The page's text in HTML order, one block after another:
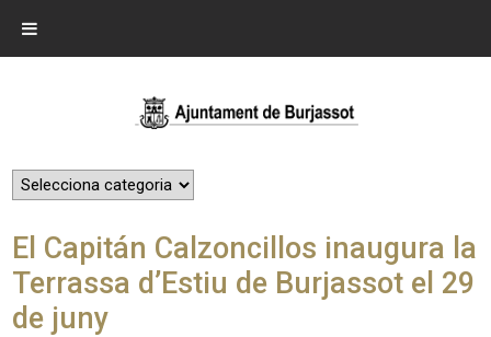
El Capitán Calzoncillos inaugura la
Terrassa d’Estiu de Burjassot el 29
de juny